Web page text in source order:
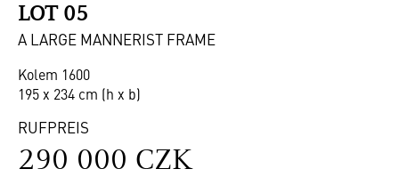
LOT 05
A LARGE MANNERIST FRAME
Kolem 1600
195 x 234 cm (h x b)
RUFPREIS
290 000 CZK